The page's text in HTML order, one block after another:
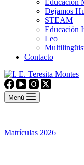
Educación
Dejamos
STEAM
Educación
Leo
Contacto
Menú
Matrículas 2026